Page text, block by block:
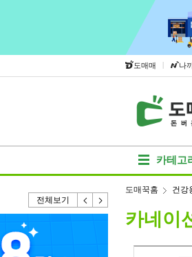
도매매 | 나
카테고
전체보기
도매꾹홈 건강
카네이